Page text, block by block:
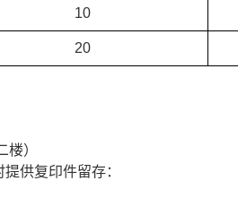
10
20
楼）
供复印件留存：